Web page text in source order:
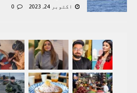
اکتوبر 24, 2023 0